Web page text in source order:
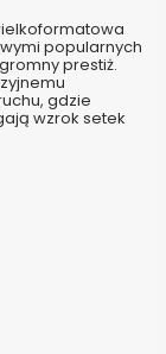
popularnych
prestiż.
gdzie
wzrok setek